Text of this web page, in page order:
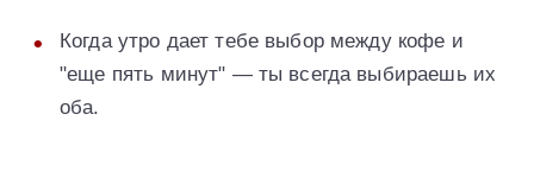
Когда утро дает тебе выбор между кофе и
"еще пять минут" — ты всегда выбираешь их
оба.